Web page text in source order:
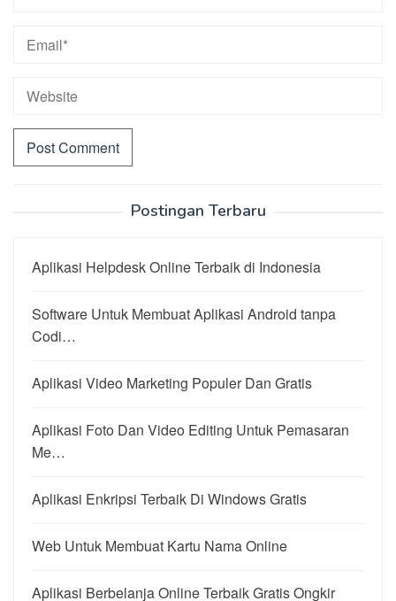
Postingan Terbaru
Aplikasi Helpdesk Online Terbaik di Indonesia
Software Untuk Membuat Aplikasi Android tanpa
Codi…
Aplikasi Video Marketing Populer Dan Gratis
Aplikasi Foto Dan Video Editing Untuk Pemasaran
Me…
Aplikasi Enkripsi Terbaik Di Windows Gratis
Web Untuk Membuat Kartu Nama Online
Aplikasi Berbelanja Online Terbaik Gratis Ongkir